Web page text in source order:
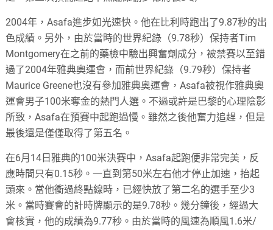
2004年，Asafa進步如光速快。他在比利時跑出了9.87秒的出
色成績。另外，由於當時的世界紀錄（9.78秒）保持者Tim
Montgomery在之前的藥檢中驗出興奮劑成分，被禁賽以至錯
過了2004年雅典奧運會，而前世界紀錄（9.79秒）保持者
Maurice Greene也沒有參加雅典奧運會，Asafa被視作雅典奧
運會男子100米奪金的熱門人選。不過或許是巴黎的心理陰影
所致，Asafa在預賽中起跑過慢。雖然之後他奮力追趕，但是
最後還是僅僅取得了第五名。
在6月14日雅典的100米決賽中，Asafa起跑便非常完美，反
應時間只有0.15秒。一直到第50米左右他才停止加速，抬起
頭來。當他衝過終點線時，已經快放了第二名的選手至少3
米。當時賽會的計時牌顯示的是9.78秒。幾分鐘後，經過大
會核實，他的成績為9.77秒。由於當時的風速為順風1.6米/